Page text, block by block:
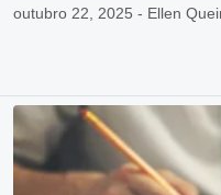
outubro 22, 2025 - Ellen